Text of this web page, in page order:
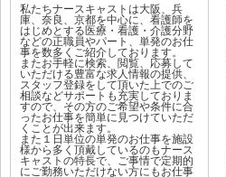
私たちナースキャストは大阪、兵
庫、奈良、京都を中心に、看護師を
はじめとする医療・看護・介護分野
などの正職員やパート、単発のお仕
事を数多くご紹介しております。
またお手軽に検索、閲覧、応募して
いただける豊富な求人情報の提供、
スタッフ登録をして頂いた上でのご
相談などサポートも充実しておりま
すので、その方のご希望や条件に合
ったお仕事を簡単に見つけていただ
くことが出来ます。
また１日単位の単発のお仕事を施設
様から多く頂戴しているのもナース
キャストの特長で、ご事情で定期的
にご勤務いただけない方にもお仕事